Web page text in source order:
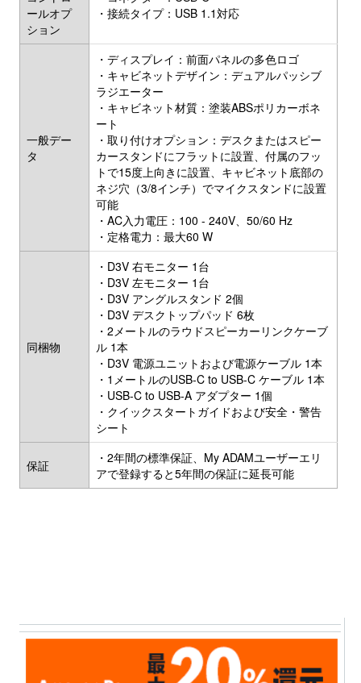
ールオプ
ション
・接続タイプ：USB 1.1対応
一般デー
タ
・ディスプレイ：前面パネルの多色ロゴ
・キャビネットデザイン：デュアルパッシブ
ラジエーター
・キャビネット材質：塗装ABSポリカーボネ
ート
・取り付けオプション：デスクまたはスピー
カースタンドにフラットに設置、付属のフッ
トで15度上向きに設置、キャビネット底部の
ネジ穴（3/8インチ）でマイクスタンドに設置
可能
・AC入力電圧：100 - 240V、50/60 Hz
・定格電力：最大60 W
同梱物
・D3V 右モニター 1台
・D3V 左モニター 1台
・D3V アングルスタンド 2個
・D3V デスクトップパッド 6枚
・2メートルのラウドスピーカーリンクケーブ
ル 1本
・D3V 電源ユニットおよび電源ケーブル 1本
・1メートルのUSB-C to USB-C ケーブル 1本
・USB-C to USB-A アダプター 1個
・クイックスタートガイドおよび安全・警告
シート
保証
・2年間の標準保証、My ADAMユーザーエリ
アで登録すると5年間の保証に延長可能